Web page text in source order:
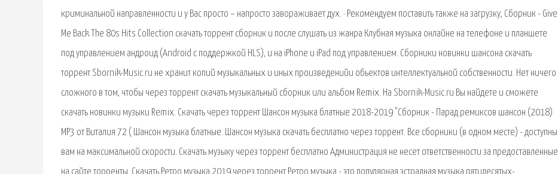
криминальной направленности и у Вас просто – напросто завораживает дух. · Рекомендуем поставить также на загрузку, Сборник - Give
Me Back The 80s Hits Collection скачать торрент сборник и после слушать из жанра Клубная музыка онлайне на телефоне и планшете
под управлением андроид (Android с поддержкой HLS), и на iPhone и iPad под управлением. Сборники новинки шансона скачать
торрент Sbornik-Music.ru не хранит копий музыкальных и иных произведенийи обьектов интеллектуальной собственности. Нет ничего
сложного в том, чтобы через торрент скачать музыкальный сборник или альбом Remix. На Sbornik-Music.ru Вы найдете и сможете
скачать новинки музыки Remix. Скачать через торрент Шансон музыка блатные 2018-2019 "Сборник - Парад ремиксов шансон (2018)
MP3 от Виталия 72 ( Шансон музыка блатные. Шансон музыка скачать бесплатно через торрент. Все сборники (в одном месте) - доступны
вам на максимальной скорости. Скачать музыку через торрент бесплатно Администрация не несет ответственности за предоставленные
на сайте торренты. Скачать Ретро музыка 2019 через торрент Ретро музыка - это популярная эстрадная музыка пятидесятых-